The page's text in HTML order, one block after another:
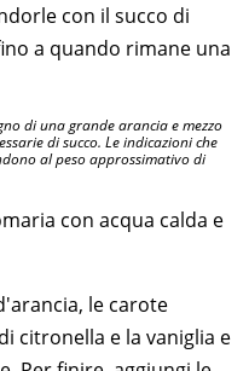
con il succo di
a quando rimane una
di una grande arancia e mezzo
di succo. Le indicazioni che
al peso approssimativo di
con acqua calda e
le carote
citronella e la vaniglia e